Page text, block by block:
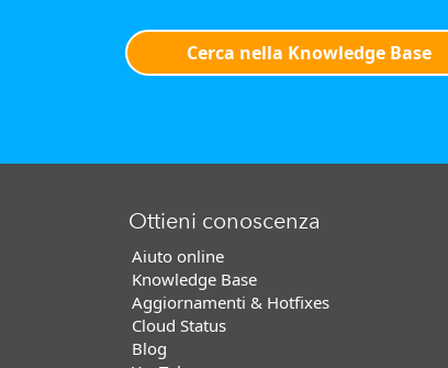
Cerca nella Knowledge Base
Ottieni conoscenza
Aiuto online
Knowledge Base
Aggiornamenti & Hotfixes
Cloud Status
Blog